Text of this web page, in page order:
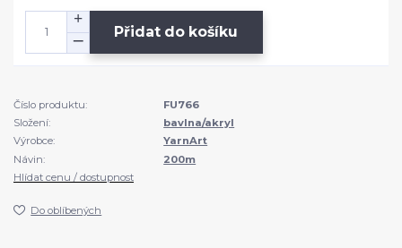
Přidat do košíku
Číslo produktu:
FU766
Složení:
bavlna/akryl
Výrobce:
YarnArt
Návin:
200m
Hlídat cenu / dostupnost
Do oblíbených